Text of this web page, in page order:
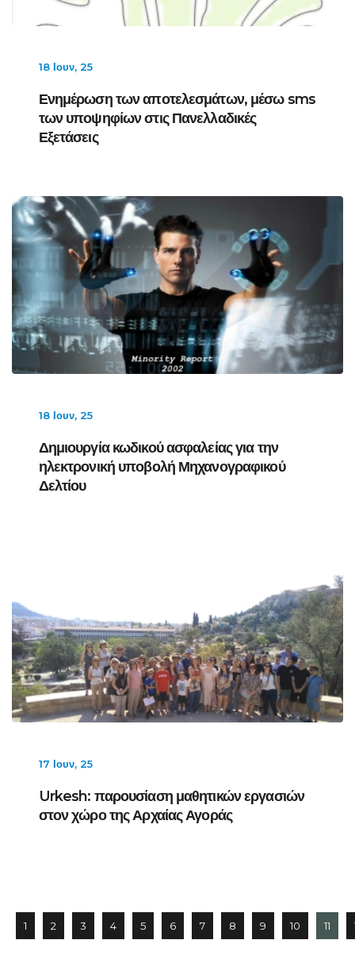
18 Ιουν, 25
Ενημέρωση των αποτελεσμάτων, μέσω sms
των υποψηφίων στις Πανελλαδικές
Εξετάσεις
18 Ιουν, 25
Δημιουργία κωδικού ασφαλείας για την
ηλεκτρονική υποβολή Μηχανογραφικού
Δελτίου
17 Ιουν, 25
Urkesh: παρουσίαση μαθητικών εργασιών
στον χώρο της Αρχαίας Αγοράς
1 2 3 4 5 6 7 8 9 10 11